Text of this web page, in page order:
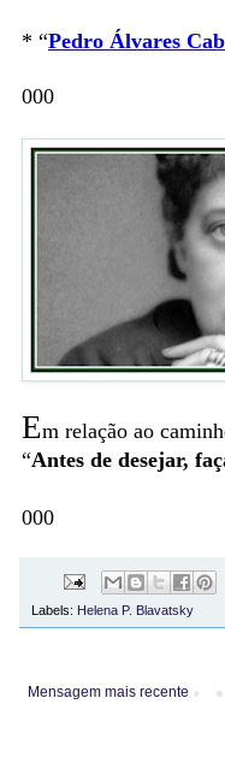
* “Pedro Álvares
000
Em relação ao
“Antes de desejar,
000
Labels: Helena P. Blavatsky
Mensagem mais recente